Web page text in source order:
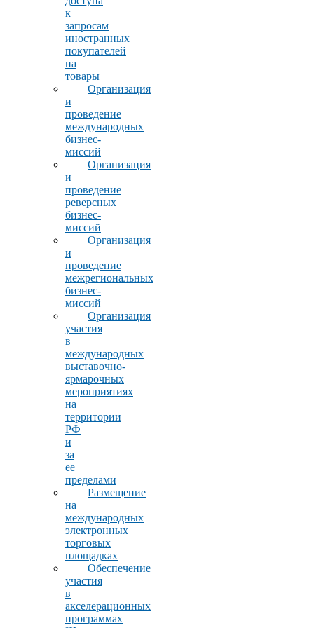
к
запросам
иностранных
покупателей
на
товары
Организация
и
проведение
международных
бизнес-
миссий
Организация
и
проведение
реверсных
бизнес-
миссий
Организация
и
проведение
межрегиональных
бизнес-
миссий
Организация
участия
в
международных
выставочно-
ярмарочных
мероприятиях
на
территории
РФ
и
за
ее
пределами
Размещение
на
международных
электронных
торговых
площадках
Обеспечение
участия
в
акселерационных
программах